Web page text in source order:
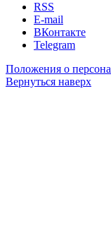
RSS
E-mail
ВКонтакте
Telegram
Положения о
Вернуться наверх